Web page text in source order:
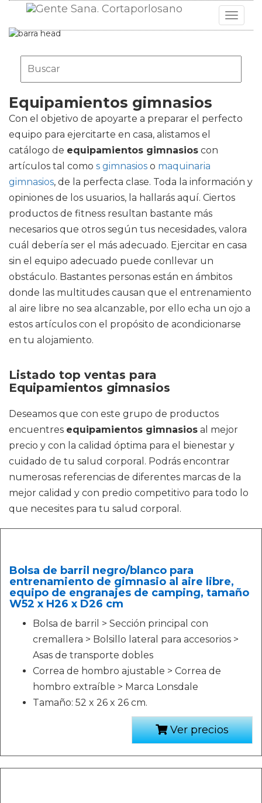
Toggle
Equipamientos gimnasios
Con el objetivo de apoyarte a preparar el perfecto
equipo para ejercitarte en casa, alistamos el
catálogo de equipamientos gimnasios con
artículos tal como s gimnasios o maquinaria
gimnasios, de la perfecta clase. Toda la información y
opiniones de los usuarios, la hallarás aquí. Ciertos
productos de fitness resultan bastante más
necesarios que otros según tus necesidades, valora
cuál debería ser el más adecuado. Ejercitar en casa
sin el equipo adecuado puede conllevar un
obstáculo. Bastantes personas están en ámbitos
donde las multitudes causan que el entrenamiento
al aire libre no sea alcanzable, por ello echa un ojo a
estos artículos con el propósito de acondicionarse
en tu alojamiento.
Listado top ventas para
Equipamientos gimnasios
Deseamos que con este grupo de productos
encuentres equipamientos gimnasios al mejor
precio y con la calidad óptima para el bienestar y
cuidado de tu salud corporal. Podrás encontrar
numerosas referencias de diferentes marcas de la
mejor calidad y con predio competitivo para todo lo
que necesites para tu salud corporal.
Bolsa de barril negro/blanco para
entrenamiento de gimnasio al aire libre,
equipo de engranajes de camping, tamaño
W52 x H26 x D26 cm
Bolsa de barril > Sección principal con
cremallera > Bolsillo lateral para accesorios >
Asas de transporte dobles
Correa de hombro ajustable > Correa de
hombro extraíble > Marca Lonsdale
Tamaño: 52 x 26 x 26 cm.
Ver precios